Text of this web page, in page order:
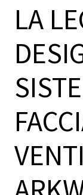
LA